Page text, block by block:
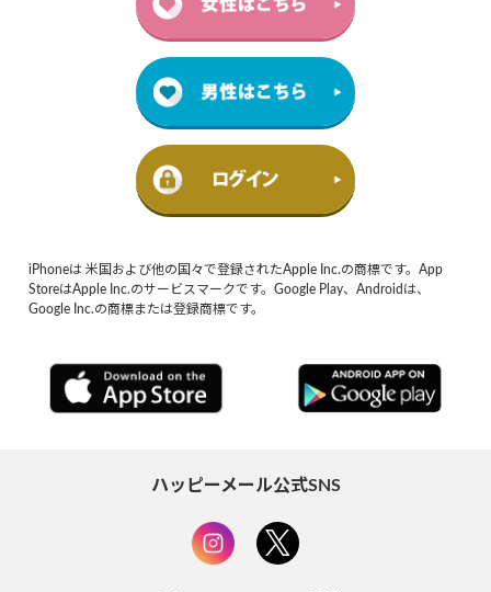
iPhoneは 米国および他の国々で登録されたApple Inc.の商標です。App
StoreはApple Inc.のサービスマークです。Google Play、Androidは、
Google Inc.の商標または登録商標です。
ハッピーメール公式SNS